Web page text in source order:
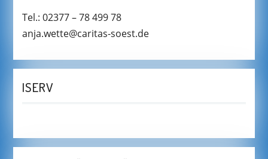
Tel.: 02377 – 78 499 78
anja.wette@caritas-soest.de
ISERV